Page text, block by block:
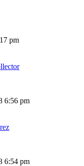
pm
6:56 pm
6:54 pm